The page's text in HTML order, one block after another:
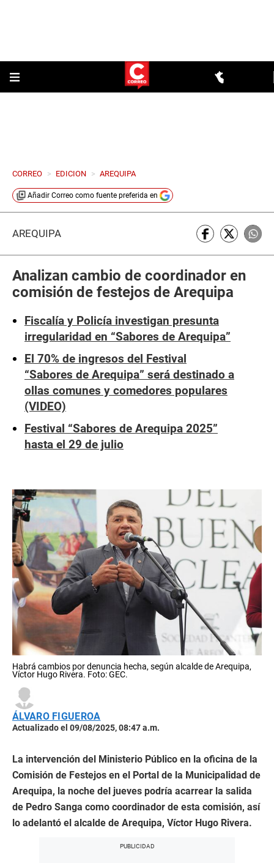
CORREO > EDICION > AREQUIPA
Añadir Correo como fuente preferida en
AREQUIPA
Analizan cambio de coordinador en
comisión de festejos de Arequipa
Fiscalía y Policía investigan presunta
irregularidad en “Sabores de Arequipa”
El 70% de ingresos del Festival
“Sabores de Arequipa” será destinado a
ollas comunes y comedores populares
(VIDEO)
Festival “Sabores de Arequipa 2025”
hasta el 29 de julio
Habrá cambios por denuncia hecha, según alcalde de Arequipa,
Víctor Hugo Rivera. Foto: GEC.
ÁLVARO FIGUEROA
Actualizado el 09/08/2025, 08:47 a.m.
La intervención del Ministerio Público en la oficina de la
Comisión de Festejos en el Portal de la Municipalidad de
Arequipa, la noche del jueves podría acarrear la salida
de Pedro Sanga como coordinador de esta comisión, así
lo adelantó el alcalde de Arequipa, Víctor Hugo Rivera.